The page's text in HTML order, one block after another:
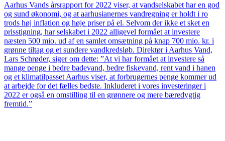
Aarhus Vands årsrapport for 2022 viser, at vandselskabet har en god
og sund økonomi, og at aarhusianernes vandregning er holdt i ro
trods høj inflation og høje priser på el. Selvom der ikke et sket en
prisstigning, har selskabet i 2022 alligevel formået at investere
næsten 500 mio. ud af en samlet omsætning på knap 700 mio. kr. i
grønne tiltag og et sundere vandkredsløb. Direktør i Aarhus Vand,
Lars Schrøder, siger om dette: ”At vi har formået at investere så
mange penge i bedre badevand, bedre fiskevand, rent vand i hanen
og et klimatilpasset Aarhus viser, at forbrugernes penge kommer ud
at arbejde for det fælles bedste. Inkluderet i vores investeringer i
2022 er også en omstilling til en grønnere og mere bæredygtig
fremtid.”